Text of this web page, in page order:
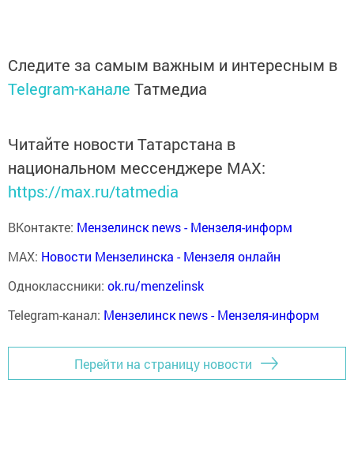
Следите за самым важным и интересным в
Telegram-канале Татмедиа
Читайте новости Татарстана в
национальном мессенджере MАХ:
https://max.ru/tatmedia
ВКонтакте: Мензелинск news - Мензеля-информ
MAX: Новости Мензелинска - Мензеля онлайн
Одноклассники: ok.ru/menzelinsk
Telegram-канал: Мензелинск news - Мензеля-информ
Перейти на страницу новости